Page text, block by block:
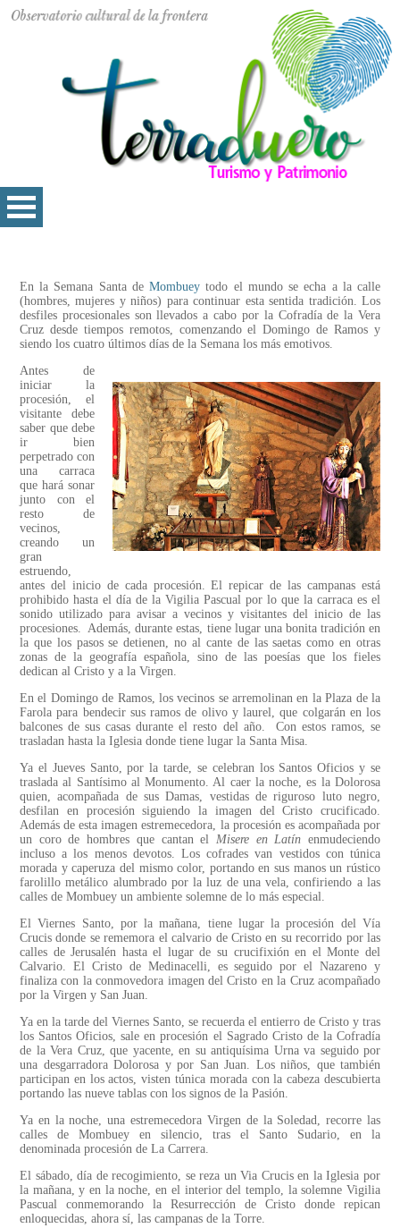
En la Semana Santa deMombuey todo el mundo se echa a la calle
(hombres, mujeres y niños) para continuar esta sentida tradición. Los
desfiles procesionales son llevados a cabo por la Cofradía de la Vera
Cruz desde tiempos remotos, comenzando el Domingo de Ramos y
siendo los cuatro últimos días de la Semana los más emotivos.
Antes de
iniciar la
procesión, el
visitante debe
saber que debe
ir bien
perpetrado con
una carraca
que hará sonar
junto con el
resto de
vecinos,
creando un
gran
estruendo,
antes del inicio de cada procesión. El repicar de las campanas está
prohibido hasta el día de la Vigilia Pascual por lo que la carraca es el
sonido utilizado para avisar a vecinos y visitantes del inicio de las
procesiones. Además, durante estas, tiene lugar una bonita tradición en
la que los pasos se detienen, no al cante de las saetas como en otras
zonas de la geografía española, sino de las poesías que los fieles
dedican al Cristo y a la Virgen.
En el Domingo de Ramos, los vecinos se arremolinan en la Plaza de la
Farola para bendecir sus ramos de olivo y laurel, que colgarán en los
balcones de sus casas durante el resto del año. Con estos ramos, se
trasladan hasta la Iglesia donde tiene lugar la Santa Misa.
Ya el Jueves Santo, por la tarde, se celebran los Santos Oficios y se
traslada al Santísimo al Monumento. Al caer la noche, es la Dolorosa
quien, acompañada de sus Damas, vestidas de riguroso luto negro,
desfilan en procesión siguiendo la imagen del Cristo crucificado.
Además de esta imagen estremecedora, la procesión es acompañada por
un coro de hombres que cantan el Misere en Latín enmudeciendo
incluso a los menos devotos. Los cofrades van vestidos con túnica
morada y caperuza del mismo color, portando en sus manos un rústico
farolillo metálico alumbrado por la luz de una vela, confiriendo a las
calles de Mombuey un ambiente solemne de lo más especial.
El Viernes Santo, por la mañana, tiene lugar la procesión del Vía
Crucis donde se rememora el calvario de Cristo en su recorrido por las
calles de Jerusalén hasta el lugar de su crucifixión en el Monte del
Calvario. El Cristo de Medinacelli, es seguido por el Nazareno y
finaliza con la conmovedora imagen del Cristo en la Cruz acompañado
por la Virgen y San Juan.
Ya en la tarde del Viernes Santo, se recuerda el entierro de Cristo y tras
los Santos Oficios, sale en procesión el Sagrado Cristo de la Cofradía
de la Vera Cruz, que yacente, en su antiquísima Urna va seguido por
una desgarradora Dolorosa y por San Juan. Los niños, que también
participan en los actos, visten túnica morada con la cabeza descubierta
portando las nueve tablas con los signos de la Pasión.
Ya en la noche, una estremecedora Virgen de la Soledad, recorre las
calles de Mombuey en silencio, tras el Santo Sudario, en la
denominada procesión de La Carrera.
El sábado, día de recogimiento, se reza un Via Crucis en la Iglesia por
la mañana, y en la noche, en el interior del templo, la solemne Vigilia
Pascual conmemorando la Resurrección de Cristo donde repican
enloquecidas, ahora sí, las campanas de la Torre.